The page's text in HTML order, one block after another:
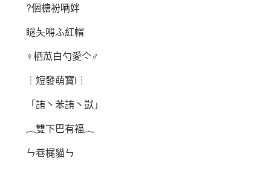
?個榶衯唡姅
瞇夨嘚ふ紅帽
♀栖苽白勺愛亽♂
┆短發萌寳Ι┆
「詴丶苯詴丶獃」
︷雙下巴有福︷
ㄣ巷梶貓ㄣ